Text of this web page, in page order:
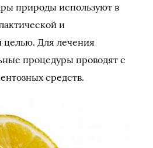
природы используют в
и
Для лечения
процедуры проводят с
средств.